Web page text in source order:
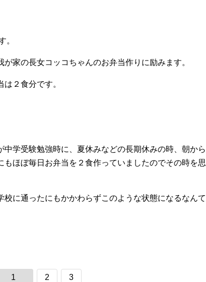
。
家の長女コッコちゃんのお弁当作りに励みます。
２食分です。
学受験勉強時に、夏休みなどの長期休みの時、朝から
ほぼ毎日お弁当を２食作っていましたのでその時を思
校に通ったにもかかわらずこのような状態になるなんて
1 2 3